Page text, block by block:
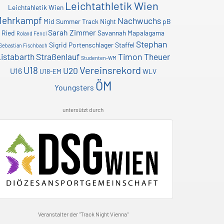
Leichtahletik Wien Leichtathletik Wien
Mid Summer Track Night Nachwuchs pB
Ried Roland Fencl Sarah ZimmerSavannah Mapalagama
Fischbach Sigrid PortenschlagerStaffel Stephan
Straßenlauf Studenten-WM Timon Theuer
U16 U18 U18-EM U20Vereinsrekord WLV
Youngsters ÖM
untersützt durch
Veranstalter der "Track Night Vienna"